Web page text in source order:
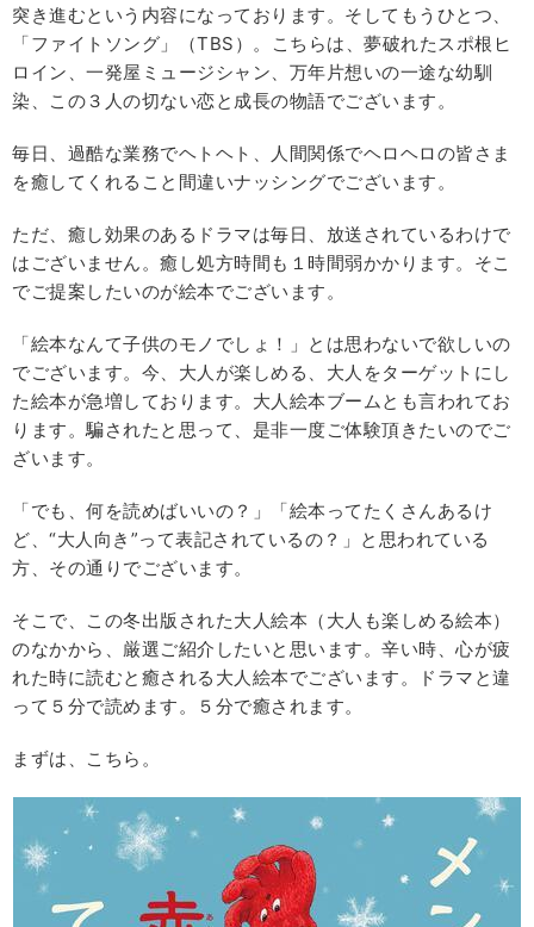
突き進むという内容になっております。そしてもうひとつ、
「ファイトソング」（TBS）。こちらは、夢破れたスポ根ヒ
ロイン、一発屋ミュージシャン、万年片想いの一途な幼馴
染、この３人の切ない恋と成長の物語でございます。
毎日、過酷な業務でヘトヘト、人間関係でヘロヘロの皆さま
を癒してくれること間違いナッシングでございます。
ただ、癒し効果のあるドラマは毎日、放送されているわけで
はございません。癒し処方時間も１時間弱かかります。そこ
でご提案したいのが絵本でございます。
「絵本なんて子供のモノでしょ！」とは思わないで欲しいの
でございます。今、大人が楽しめる、大人をターゲットにし
た絵本が急増しております。大人絵本ブームとも言われてお
ります。騙されたと思って、是非一度ご体験頂きたいのでご
ざいます。
「でも、何を読めばいいの？」「絵本ってたくさんあるけ
ど、“大人向き”って表記されているの？」と思われている
方、その通りでございます。
そこで、この冬出版された大人絵本（大人も楽しめる絵本）
のなかから、厳選ご紹介したいと思います。辛い時、心が疲
れた時に読むと癒される大人絵本でございます。ドラマと違
って５分で読めます。５分で癒されます。
まずは、こちら。